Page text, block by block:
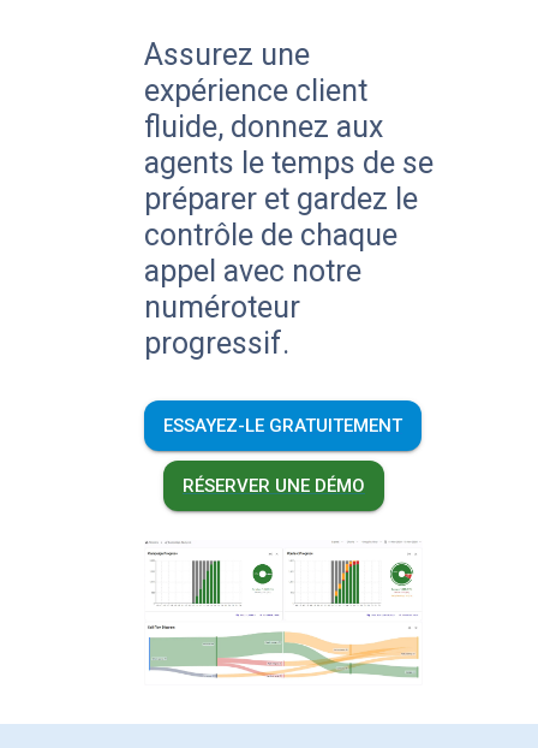
Assurez une
expérience client
fluide, donnez aux
agents le temps de se
préparer et gardez le
contrôle de chaque
appel avec notre
numéroteur
progressif.
ESSAYEZ-LE GRATUITEMENT
RÉSERVER UNE DÉMO